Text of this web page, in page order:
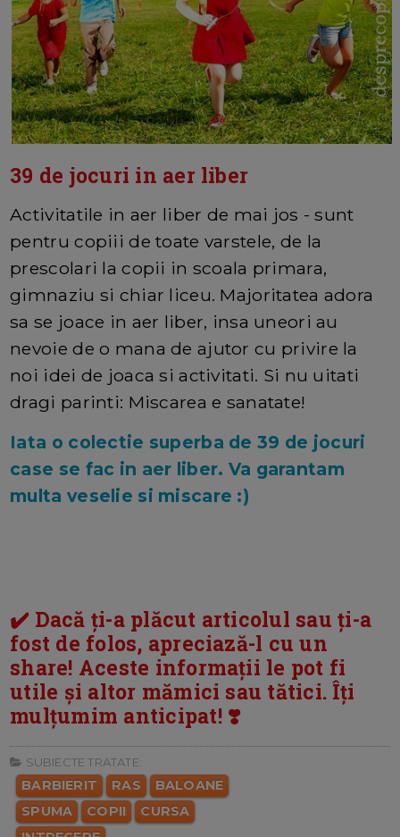
39 de jocuri in aer liber
Activitatile in aer liber de mai jos - sunt
pentru copiii de toate varstele, de la
prescolari la copii in scoala primara,
gimnaziu si chiar liceu. Majoritatea adora
sa se joace in aer liber, insa uneori au
nevoie de o mana de ajutor cu privire la
noi idei de joaca si activitati. Si nu uitati
dragi parinti: Miscarea e sanatate!
Iata o colectie superba de 39 de jocuri
case se fac in aer liber. Va garantam
multa veselie si miscare :)
✔️ Dacă ți-a plăcut articolul sau ți-a
fost de folos, apreciază-l cu un
share! Aceste informații le pot fi
utile și altor mămici sau tătici. Îți
mulțumim anticipat! ❣️
SUBIECTE TRATATE:
BARBIERIT RAS
BALOANE
SPUMA
COPII
CURSA